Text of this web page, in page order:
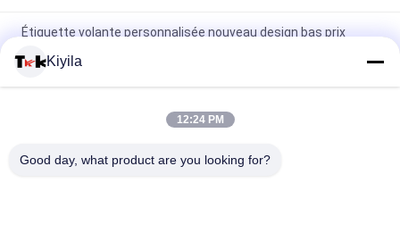
Étiquette volante personnalisée nouveau design bas prix
Fabricant étiquette de vêtements personnalisée pour l'usage
Étiquette de vêtement pour usage vestimentaire
Kiyila
12:24 PM
Good day, what product are you looking for?